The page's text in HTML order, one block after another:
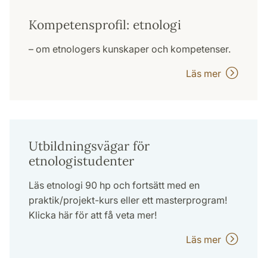
Kompetensprofil: etnologi
– om etnologers kunskaper och kompetenser.
Läs mer
Utbildningsvägar för
etnologistudenter
Läs etnologi 90 hp och fortsätt med en
praktik/projekt-kurs eller ett masterprogram!
Klicka här för att få veta mer!
Läs mer